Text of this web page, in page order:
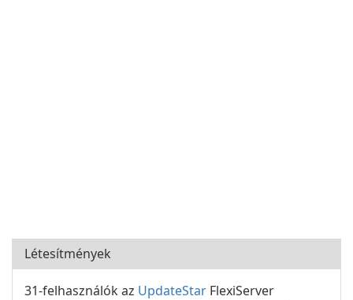
Létesítmények
31-felhasználók az UpdateStar FlexiServer